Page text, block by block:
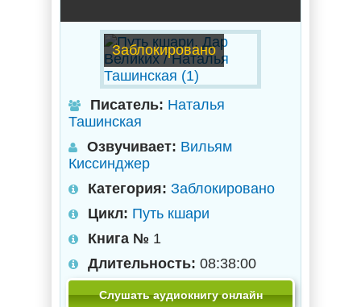
Заблокировано
Писатель: Наталья
Ташинская
Озвучивает: Вильям
Киссинджер
Категория: Заблокировано
Цикл: Путь кшари
Книга № 1
Длительность: 08:38:00
Слушать аудиокнигу онлайн